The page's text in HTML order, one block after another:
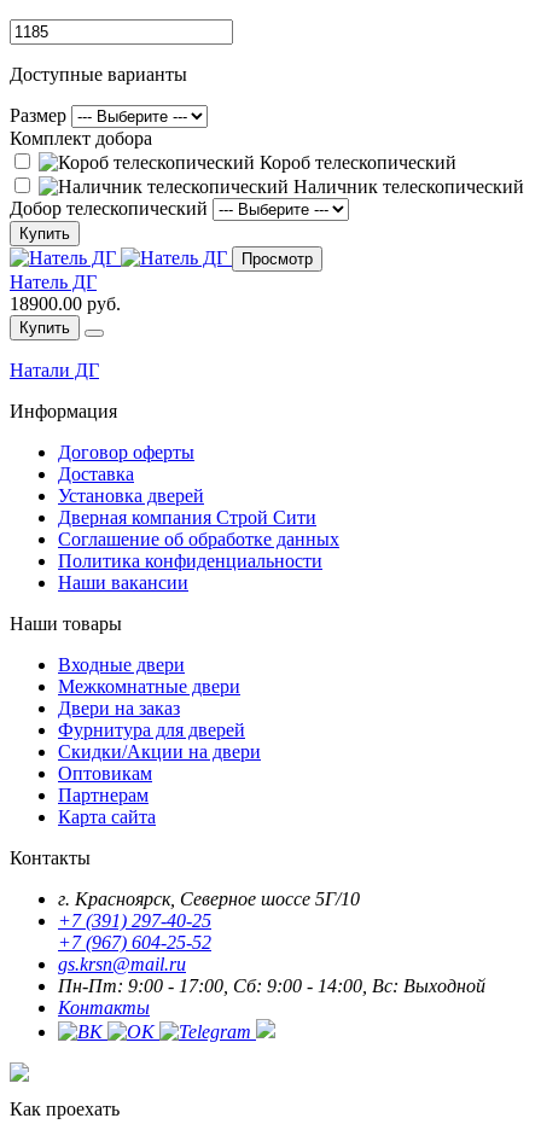
Доступные варианты
Размер
Комплект добора
Короб телескопический
Наличник телескопический
Добор телескопический
Купить
Просмотр
Натель ДГ
18900.00 руб.
Купить
Натали ДГ
Информация
Договор оферты
Доставка
Установка дверей
Дверная компания Строй Сити
Соглашение об обработке данных
Политика конфиденциальности
Наши вакансии
Наши товары
Входные двери
Межкомнатные двери
Двери на заказ
Фурнитура для дверей
Скидки/Акции на двери
Оптовикам
Партнерам
Карта сайта
Контакты
г. Красноярск, Северное шоссе 5Г/10
+7 (391) 297-40-25
+7 (967) 604-25-52
gs.krsn@mail.ru
Пн-Пт: 9:00 - 17:00, Сб: 9:00 - 14:00, Вс: Выходной
Контакты
Как проехать